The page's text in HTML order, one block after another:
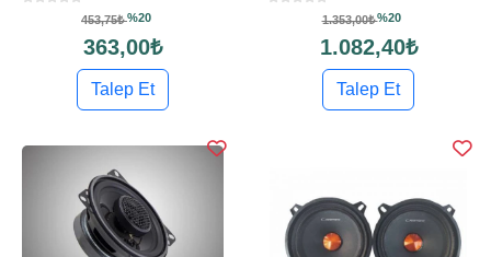
453,75₺%20
363,00₺
Talep Et
1.353,00₺%20
1.082,40₺
Talep Et